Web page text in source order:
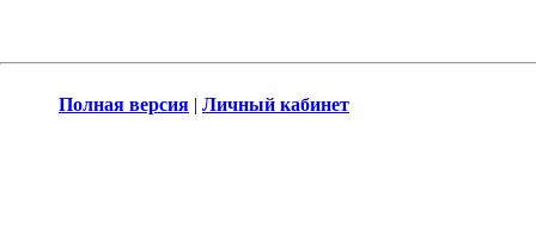
Полная версия | Личный кабинет